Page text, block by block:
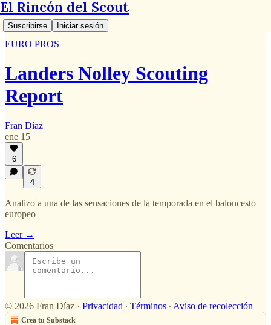
El Rincón del Scout
Suscribirse Iniciar sesión
EURO PROS
Landers Nolley Scouting
Report
Fran Díaz
ene 15
6
4
Analizo a una de las sensaciones de la temporada en el baloncesto
europeo
Leer →
Comentarios
© 2026 Fran Díaz · Privacidad ∙ Términos ∙ Aviso de recolección
Crea tu Substack